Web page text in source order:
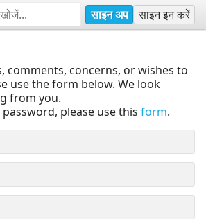
साइन अप साइन इन करें
comments, concerns, or wishes to
use the form below. We look
from you.
please use this form.